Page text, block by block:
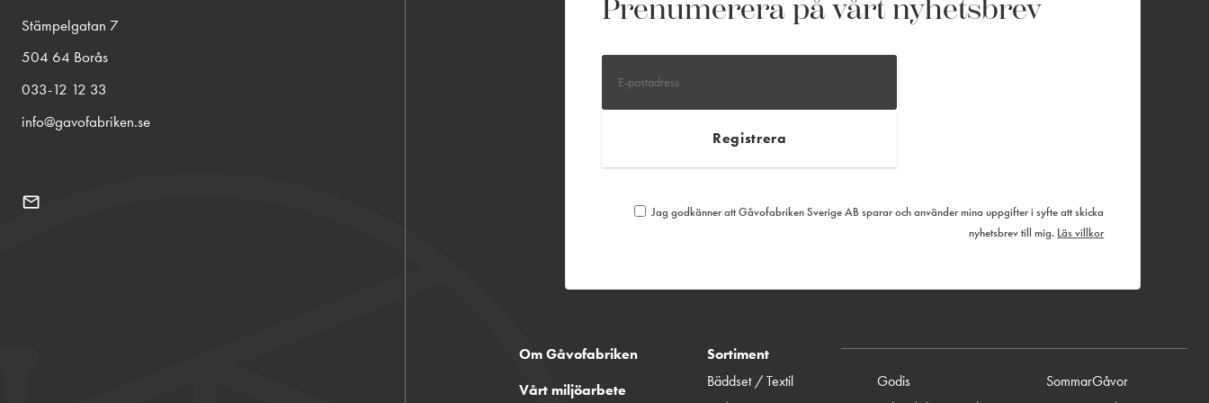
Stämpelgatan 7
504 64 Borås
033-12 12 33
info@gavofabriken.se
Prenumerera på vårt nyhetsbrev
Jag godkänner att Gåvofabriken Sverige AB sparar och använder mina uppgifter i syfte att skicka
nyhetsbrev till mig. Läs villkor
Om Gåvofabriken
Vårt miljöarbete
Sortiment
Bäddset / Textil
Godis
SommarGåvor